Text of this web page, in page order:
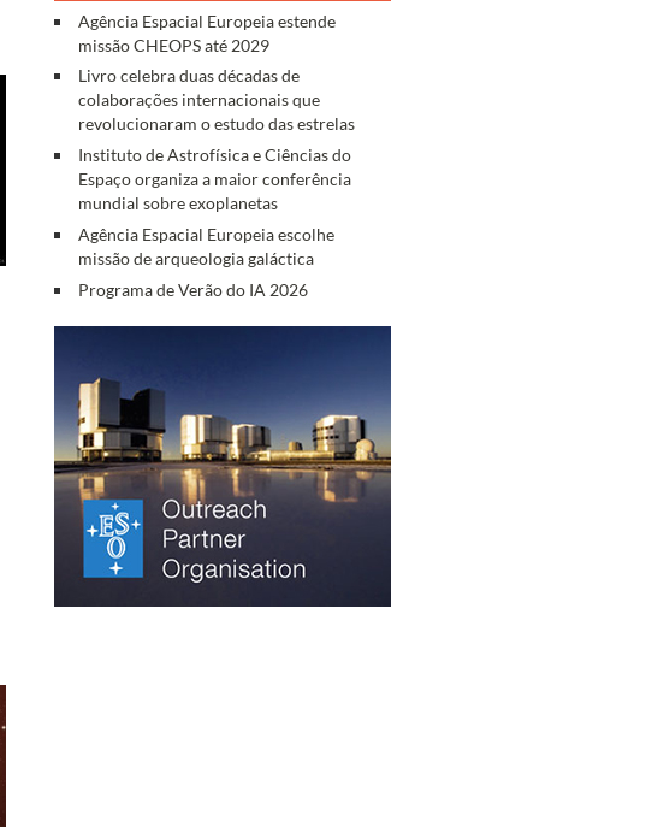
Agência Espacial Europeia estende
missão CHEOPS até 2029
Livro celebra duas décadas de
colaborações internacionais que
revolucionaram o estudo das estrelas
Instituto de Astrofísica e Ciências do
Espaço organiza a maior conferência
mundial sobre exoplanetas
Agência Espacial Europeia escolhe
missão de arqueologia galáctica
Programa de Verão do IA 2026